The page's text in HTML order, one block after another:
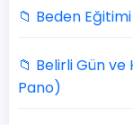
📁 Beden
📁 Belirli Gün
Pano)